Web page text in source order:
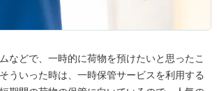
などで、一時的に荷物を預けたいと思ったこ
ういった時は、一時保管サービスを利用する